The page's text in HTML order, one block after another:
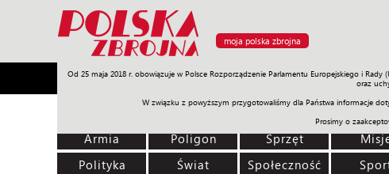
moja polska zbrojna
Od 25 maja 2018 r. obowiązuje w Polsce Rozporządzenie Parlamentu Europejskiego i
oraz
W związku z powyższym przygotowaliśmy dla Państwa informacje
Prosimy o
Armia Poligon Sprzęt Misje Polityka Prawo Świat
Armia Poligon Sprzęt
Polityka
Świat Społeczność